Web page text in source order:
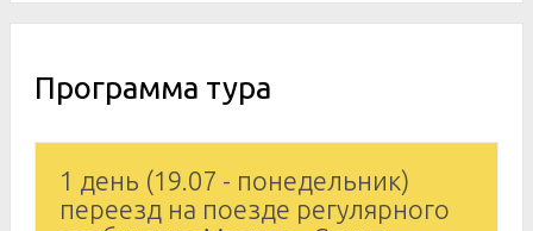
Программа тура
1 день (19.07 - понедельник)
переезд на поезде регулярного